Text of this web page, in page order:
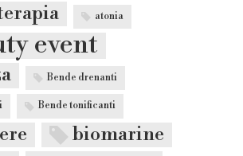
atonia
event
Bende drenanti
Bende tonificanti
biomarine